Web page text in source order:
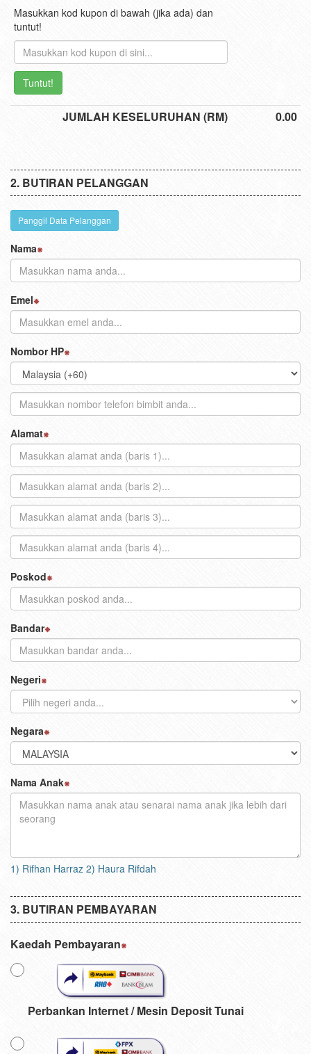
Masukkan kod kupon di bawah (jika ada) dan
tuntut!
Tuntut!
JUMLAH KESELURUHAN (RM) 0.00
BUTIRAN PELANGGAN
Panggil Data Pelanggan
Nama
Emel
Nombor HP
Alamat
Poskod
Bandar
Negeri
Negara
Nama Anak
1) Rifhan Harraz 2) Haura Rifdah
BUTIRAN PEMBAYARAN
Kaedah Pembayaran
Perbankan Internet / Mesin Deposit Tunai